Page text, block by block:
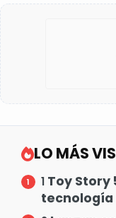
LO MÁS
1 Toy Story
tecnología